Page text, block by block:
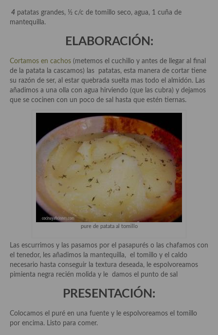
Las opiniones de la «Cocinera»
Recetas
Acompañamientos
Airfryer recetas
Aderezos, salsas, vinagretas, especias, hierbas aromáticas o
Especias, mezclas de especias
Hierbas aromáticas
Aceites
Mojos y pastas
Salsas y mojos
Adobos
Bocadillos, hamburguesas, sándwich, emparedados, tostas y
4 patatas grandes, ½ c/c de tomillo seco, agua, 1 cuña de
mantequilla.
ELABORACIÓN:
Cortamos en cachos (metemos el cuchillo y antes de llegar al final
de la patata la cascamos) las patatas, esta manera de cortar tiene
su razón de ser, al estar quebrada suelta mas todo el almidón. Las
añadimos a una olla con agua hirviendo (que las cubra) y dejamos
que se cocinen con un poco de sal hasta que estén tiernas.
pure de patata al tomillo
Las escurrimos y las pasamos por el pasapurés o las chafamos con
el tenedor, les añadimos la mantequilla, el tomillo y el caldo
necesario hasta conseguir la textura deseada, le espolvoreamos
pimienta negra recién molida y le damos el punto de sal
PRESENTACIÓN:
Colocamos el puré en una fuente y le espolvoreamos el tomillo
por encima. Listo para comer.